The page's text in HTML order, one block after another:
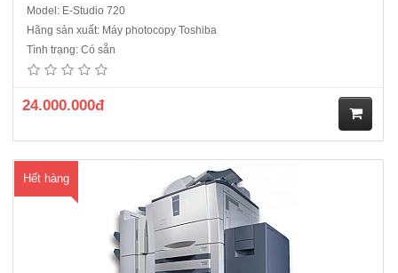
Model: E-Studio 720
Hãng sản xuất: Máy photocopy Toshiba
Tình trạng: Có sẵn
24.000.000đ
Hết hàng
Máy photocopy Toshiba E-Studio 723 cũDòng máy công nghiệp rất
nhiều cửa hàng dịch vụ, công ty photo số lượng lớn hiện nay đang sử
dụng, Sản xuất năm 2012. Máy dễ sử dụng, cực bền, chi phí đổ mực